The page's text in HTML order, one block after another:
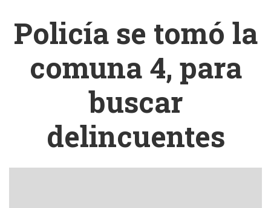
Policía se tomó la
comuna 4, para
buscar
delincuentes